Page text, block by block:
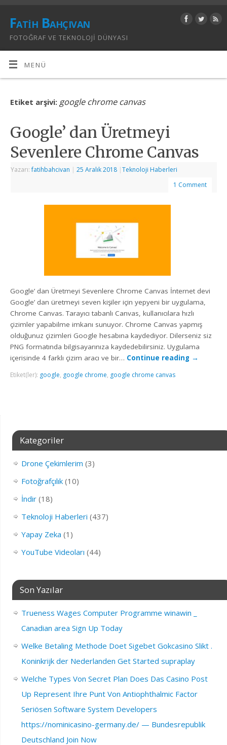
Fatih Bahçıvan
FOTOĞRAF VE TEKNOLOJI DÜNYASI
MENÜ
Etiket arşivi: google chrome canvas
Google’ dan Üretmeyi
Sevenlere Chrome Canvas
Yazarı:fatihbahcivan | 25 Aralık 2018 |Teknoloji Haberleri
1 Comment
Google’ dan Üretmeyi Sevenlere Chrome Canvas İnternet devi
Google’ dan üretmeyi seven kişiler için yepyeni bir uygulama,
Chrome Canvas. Tarayıcı tabanlı Canvas, kullanıcılara hızlı
çizimler yapabilme imkanı sunuyor. Chrome Canvas yapmış
olduğunuz çizimleri Google hesabına kaydediyor. Dilerseniz siz
PNG formatında bilgisayarınıza kaydedebilirsiniz. Uygulama
içerisinde 4 farklı çizim aracı ve bir… Continue reading →
Etiket(ler): google, google chrome, google chrome canvas
Kategoriler
Drone Çekimlerim (3)
Fotoğrafçılık(10)
İndir(18)
Teknoloji Haberleri (437)
Yapay Zeka (1)
YouTube Videoları (44)
Son Yazılar
Trueness Wages Computer Programme winawin _
Canadian area Sign Up Today
Welke Betaling Methode Doet Sigebet Gokcasino Slikt .
Koninkrijk der Nederlanden Get Started supraplay
Welche Types Von Secret Plan Does Das Casino Post
Up Represent Ihre Punt Von Antiophthalmic Factor
Seriösen Software System Developers
https://nominicasino-germany.de/ — Bundesrepublik
Deutschland Join Now